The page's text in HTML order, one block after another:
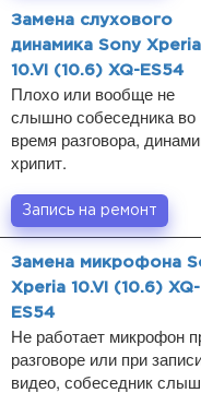
Замена слухового
динамика Sony Xperia
10.VI (10.6) XQ-ES54
Плохо или вообще не
слышно собеседника во
время разговора,
хрипит.
Запись на ремонт
Замена микрофона
Xperia 10.VI (10.6) XQ-
ES54
Не работает микрофон
разговоре или при
видео, собеседник